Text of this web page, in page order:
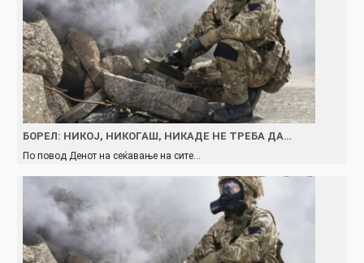
БОРЕЛ: НИКОЈ, НИКОГАШ, НИКАДЕ НЕ ТРЕБА ДА…
По повод Денот на сеќавање на сите…